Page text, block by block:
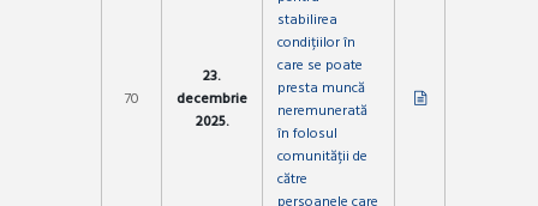
70
23.
decembrie
2025.
stabilirea
condițiilor în
care se poate
presta muncă
neremunerată
în folosul
comunității de
către